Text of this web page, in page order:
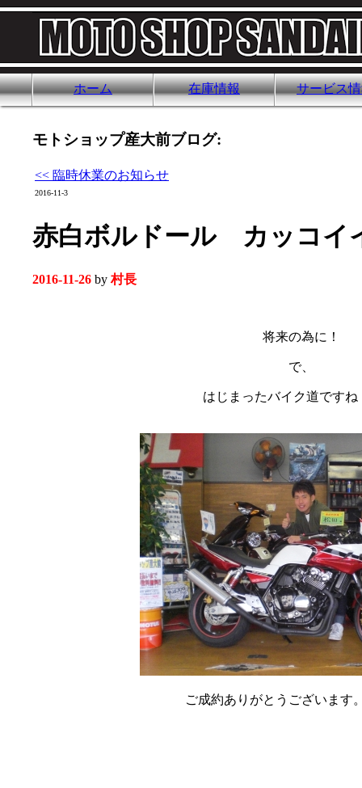
ホーム 在庫情報 サービス
モトショップ産大前ブログ:
<< 臨時休業のお知らせ
2016-11-3
赤白ボルドール カッコイ
2016-11-26 by村長
将来の為に！
で、
はじまったバイク道です
ご成約ありがとうございま